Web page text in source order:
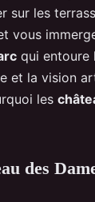
sur les
vous
qui entoure
et la vision
les
des